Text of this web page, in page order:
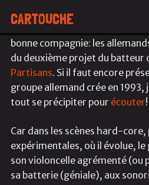
CARTOUCHE
Cartouche repart sur la route
bonne compagnie: les
du deuxième projet du batteur
Partisans. Si il faut encore
groupe allemand crée en 1993,
tout se précipiter pour écouter!
Car dans les scènes hard-
expérimentales, où il évolue,
son violoncelle agrémenté (ou
sa batterie (géniale), aux